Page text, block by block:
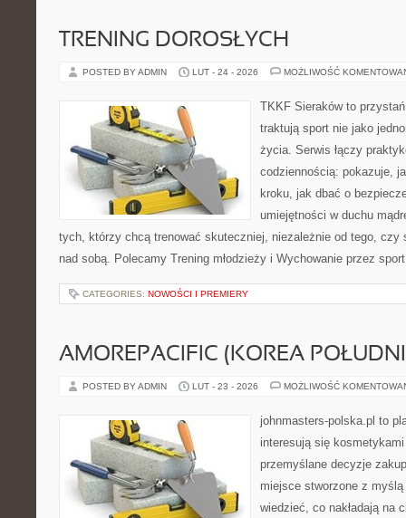
TRENING DOROSŁYCH
POSTED BY ADMIN LUT - 24 - 2026 MOŻLIWOŚĆ
TKKF Sieraków to
traktują sport nie jako
życia. Serwis łączy
codziennością: pokazuje,
kroku, jak dbać o
umiejętności w duchu
tych, którzy chcą trenować skuteczniej, niezależnie od tego, czy
nad sobą. Polecamy Trening młodzieży i Wychowanie przez
CATEGORIES: NOWOŚCI I PREMIERY
AMOREPACIFIC (KOREA
POSTED BY ADMIN LUT - 23 - 2026 MOŻLIWOŚĆ
johnmasters-polska.pl to
interesują się
przemyślane decyzje
miejsce stworzone z
wiedzieć, co nakładają na